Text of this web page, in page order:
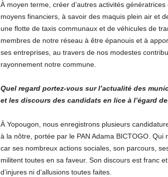
À moyen terme, créer d’autres activités
moyens financiers, à savoir des maquis plein air et
une flotte de taxis communaux et de véhicules de
membres de notre réseau à être épanouis et à
ses entreprises, au travers de nos modestes
rayonnement notre commune.
Quel regard portez-vous sur l’actualité des
et les discours des candidats en lice à l’égard
À Yopougon, nous enregistrons plusieurs
à la nôtre, portée par le PAN Adama BICTOGO. Qui
car ses nombreux actions sociales, son parcours,
militent toutes en sa faveur. Son discours est franc
d’injures ni d’allusions toutes faites.